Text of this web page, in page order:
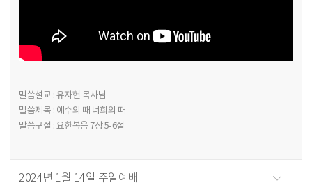
말씀설교 : 유자현 목사님
말씀제목 : 예수의 때 너희의 때
말씀구절 : 요한복음 7장 5-6절
2024년 1월 14일 주일예배